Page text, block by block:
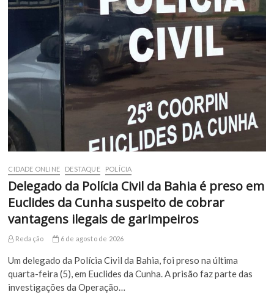
CIDADE ONLINE DESTAQUE POLÍCIA
Delegado da Polícia Civil da Bahia é preso em
Euclides da Cunha suspeito de cobrar
vantagens ilegais de garimpeiros
Redação 6 de agosto de 2026
Um delegado da Polícia Civil da Bahia, foi preso na última
quarta-feira (5), em Euclides da Cunha. A prisão faz parte das
investigações da Operação…